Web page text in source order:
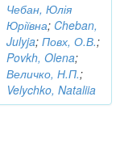
Чебан, Юлія
Юріївна; Cheban,
Julyja; Повх, О.В.;
Povkh, Olena;
Величко, Н.П.;
Velychko, Nataliia